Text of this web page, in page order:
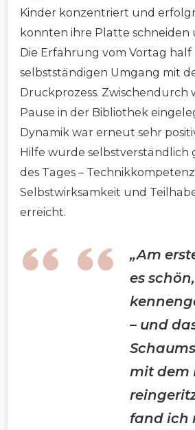
Kinder konzentriert und
konnten ihre Platte schneiden
Die Erfahrung vom Vortag half
selbstständigen Umgang mit
Druckprozess. Zwischendurch
Pause in der Bibliothek
Dynamik war erneut sehr
Hilfe wurde selbstverständlich
des Tages –
Selbstwirksamkeit und
erreicht.
„Am
es
– und
mit dem
fand ich